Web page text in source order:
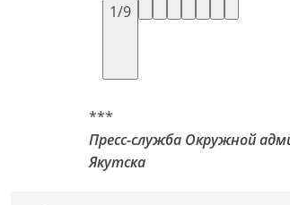
1/9
***
Пресс-служба Окружной
Якутска